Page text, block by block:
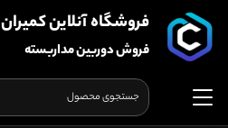
فروشگاه آنلاین کمیران
فروش دوربین مداربسته